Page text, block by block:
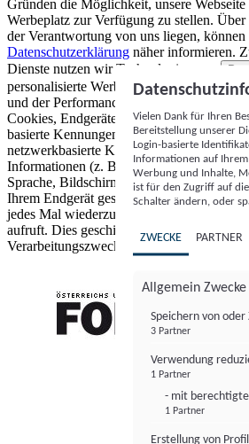
Gründen die Möglichkeit, unsere
Werbeplatz zur Verfügung zu stellen.
der Verantwortung von uns liegen, können
Datenschutzerklärung näher informieren.
Dienste nutzen wir Technologien von
personalisierte Werbung und Inhalte,
und der Performance von Inhalten sowie
Cookies, Endgeräte- oder ähnliche
basierte Kennungen, zufällig generierte
netzwerkbasierte Kennungen) können
Informationen (z. B. Browsertyp und
Sprache, Bildschirmgröße, unterstützte
Ihrem Endgerät gespeichert oder von dort
jedes Mal wiederzuerkennen, wenn es eine
aufruft. Dies geschieht für einen oder
Verarbeitungszwecke.
Vielen Dank für Ihren
Bereitstellung unserer
Login-basierte
Informationen auf
Werbung und Inhalte,
ist für den Zugriff auf
Schalter ändern, oder
ZWECKE PARTNER
Allgemein Zwecke
Speichern von
3 Partner
Verwendung
1 Partner
- mit
1 Partner
Erstellung von
FONDS professionell